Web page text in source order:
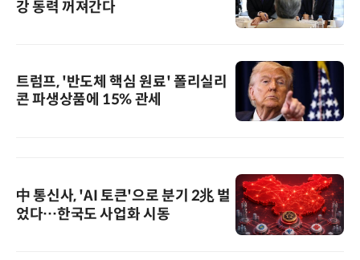
강 동력 꺼져간다
트럼프, '반도체 핵심 원료' 폴리실리
콘 파생상품에 15% 관세
中 통신사, 'AI 토큰'으로 분기 2兆 벌
었다…한국도 사업화 시동